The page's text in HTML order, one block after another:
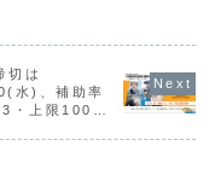
を導入し
更新できるホー
ページ」を構築
れたクライ...
るいは「ち
気になるこ
メールやメ
ジで送って
切は
水)、補助率
・上限100万